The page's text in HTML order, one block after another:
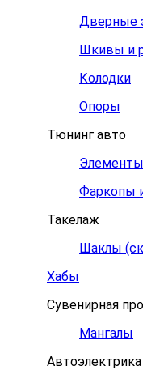
Дверные
Шкивы и
Колодки
Опоры
Тюнинг авто
Фаркопы
Такелаж
Шаклы
Хабы
Сувенирная
Мангалы
Автоэлектрика